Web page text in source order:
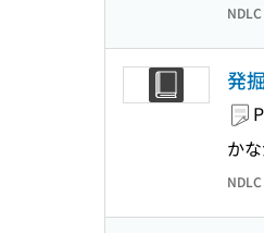
NDLC
発
か
NDLC